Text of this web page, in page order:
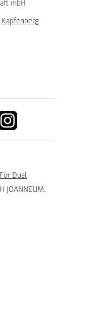
mbH
Kapfenberg
link to instagram
Dual
JOANNEUM.